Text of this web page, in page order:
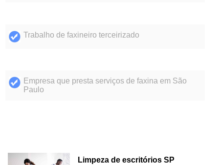
Trabalho de faxineiro terceirizado
Empresa que presta serviços de faxina em São
Paulo
Limpeza de escritórios SP